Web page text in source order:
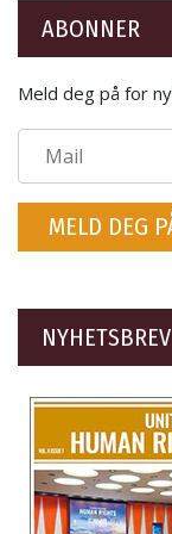
ABONNER
Meld deg på for
MELD DEG
NYHETSBREV